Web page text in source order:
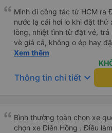
Mình đi công tác từ HCM ra
nước lạ cái hơi lo khi đặt
lòng, nhiệt tình từ đặt vé,
vè giá cả, không o ép hay đặt
công tác chắc chắn tiếp tục
Xem thêm
Thông tin chi tiết keyboard_arrow_down
Bình thường toàn chọn xe
chọn xe Diên Hồng . Điều